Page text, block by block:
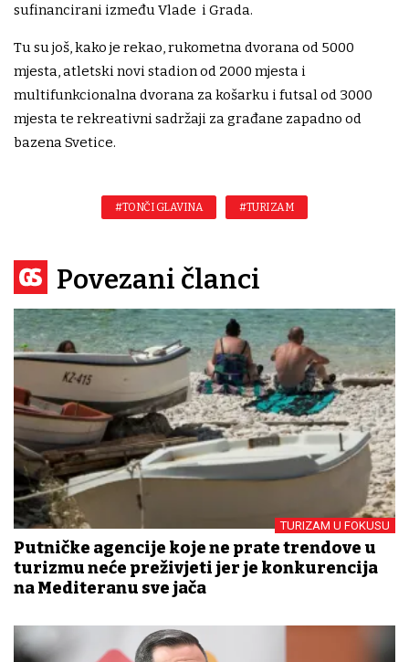
sufinancirani između Vlade i Grada.
Tu su još, kako je rekao, rukometna dvorana od 5000
mjesta, atletski novi stadion od 2000 mjesta i
multifunkcionalna dvorana za košarku i futsal od 3000
mjesta te rekreativni sadržaji za građane zapadno od
bazena Svetice.
#TONČI GLAVINA #TURIZAM
Povezani članci
TURIZAM U FOKUSU
Putničke agencije koje ne prate trendove u
turizmu neće preživjeti jer je konkurencija
na Mediteranu sve jača